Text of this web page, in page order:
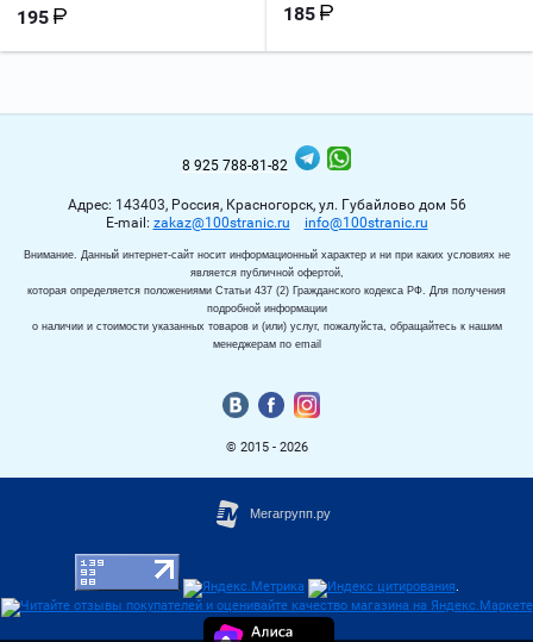
195 185
8 925 788-81-82
Адрес: 143403, Россия, Красногорск, ул. Губайлово дом 56
Е-mail: zakaz@100stranic.ru info@100stranic.ru
Внимание. Данный интернет-сайт носит информационный характер и ни при каких условиях не
является публичной офертой,
которая определяется положениями Статьи 437 (2) Гражданского кодекса РФ. Для получения
подробной информации
о наличии и стоимости указанных товаров и (или) услуг, пожалуйста, обращайтесь к нашим
менеджерам по email
© 2015 - 2026
.